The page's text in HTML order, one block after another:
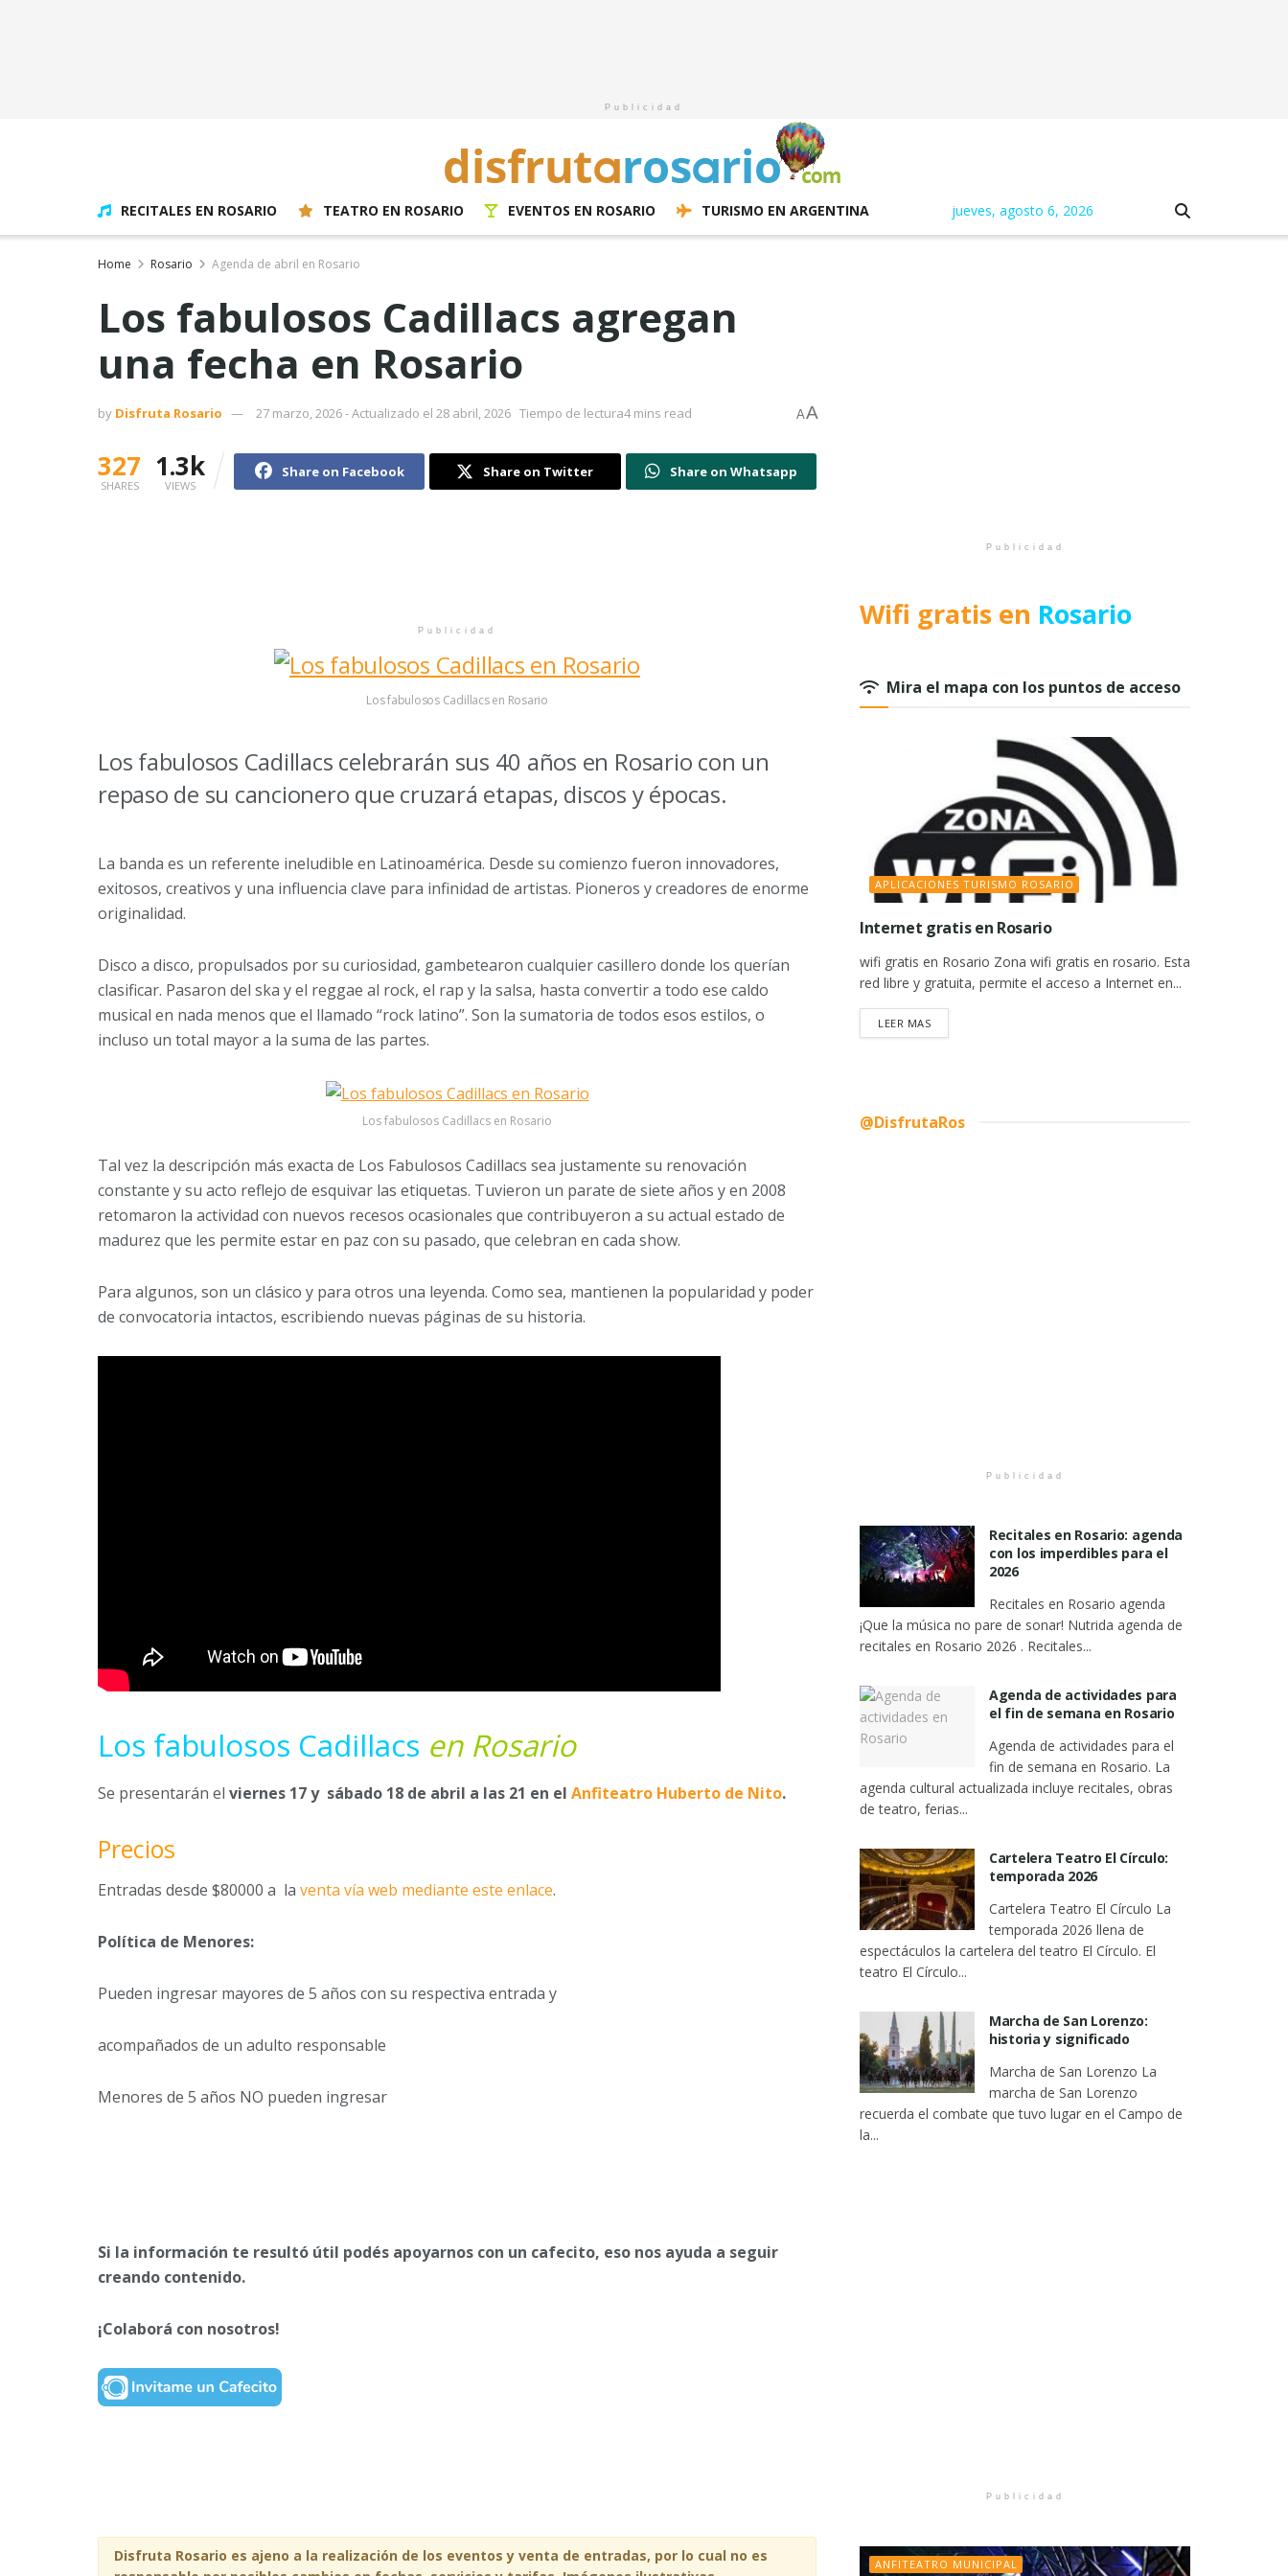
Publicidad
RECITALES EN ROSARIO TEATRO EN ROSARIO EVENTOS EN ROSARIO TURISMO EN ARGENTINA jueves, agosto 6, 2026
Home Rosario Agenda de abril en Rosario
Los fabulosos Cadillacs agregan
una fecha en Rosario
by Disfruta Rosario 27 marzo, 2026 - Actualizado el 28 abril, 2026 Tiempo de lectura4 mins read AA
327
SHARES
1.3k
VIEWS
Share on Facebook Share on Twitter Share on Whatsapp
Publicidad
Los fabulosos Cadillacs en Rosario
Los fabulosos Cadillacs celebrarán sus 40 años en Rosario con un
repaso de su cancionero que cruzará etapas, discos y épocas.
La banda es un referente ineludible en Latinoamérica. Desde su comienzo fueron innovadores,
exitosos, creativos y una influencia clave para infinidad de artistas. Pioneros y creadores de enorme
originalidad.
Disco a disco, propulsados por su curiosidad, gambetearon cualquier casillero donde los querían
clasificar. Pasaron del ska y el reggae al rock, el rap y la salsa, hasta convertir a todo ese caldo
musical en nada menos que el llamado “rock latino”. Son la sumatoria de todos esos estilos, o
incluso un total mayor a la suma de las partes.
Los fabulosos Cadillacs en Rosario
Tal vez la descripción más exacta de Los Fabulosos Cadillacs sea justamente su renovación
constante y su acto reflejo de esquivar las etiquetas. Tuvieron un parate de siete años y en 2008
retomaron la actividad con nuevos recesos ocasionales que contribuyeron a su actual estado de
madurez que les permite estar en paz con su pasado, que celebran en cada show.
Para algunos, son un clásico y para otros una leyenda. Como sea, mantienen la popularidad y poder
de convocatoria intactos, escribiendo nuevas páginas de su historia.
Los fabulosos Cadillacs en Rosario
Se presentarán el viernes 17 y sábado 18 de abril a las 21 en el Anfiteatro Huberto de Nito.
Precios
Entradas desde $80000 a la venta vía web mediante este enlace.
Política de Menores:
Pueden ingresar mayores de 5 años con su respectiva entrada y
acompañados de un adulto responsable
Menores de 5 años NO pueden ingresar
Si la información te resultó útil podés apoyarnos con un cafecito, eso nos ayuda a seguir
creando contenido.
¡Colaborá con nosotros!
Disfruta Rosario es ajeno a la realización de los eventos y venta de entradas, por lo cual no es
Publicidad
Wifi gratis en Rosario
Mira el mapa con los puntos de acceso
APLICACIONES TURISMO ROSARIO
Internet gratis en Rosario
wifi gratis en Rosario Zona wifi gratis en rosario. Esta
red libre y gratuita, permite el acceso a Internet en...
LEER MASDETAILS
@DisfrutaRos
Publicidad
Recitales en Rosario: agenda
con los imperdibles para el
2026
Recitales en Rosario agenda
¡Que la música no pare de sonar! Nutrida agenda de
recitales en Rosario 2026 . Recitales...
Agenda de actividades para
el fin de semana en Rosario
Agenda de actividades para el
fin de semana en Rosario. La
agenda cultural actualizada incluye recitales, obras
de teatro, ferias...
Cartelera Teatro El Círculo:
temporada 2026
Cartelera Teatro El Círculo La
temporada 2026 llena de
espectáculos la cartelera del teatro El Círculo. El
teatro El Círculo...
Marcha de San Lorenzo:
historia y significado
Marcha de San Lorenzo La
marcha de San Lorenzo
recuerda el combate que tuvo lugar en el Campo de
la...
Publicidad
ANFITEATRO MUNICIPAL